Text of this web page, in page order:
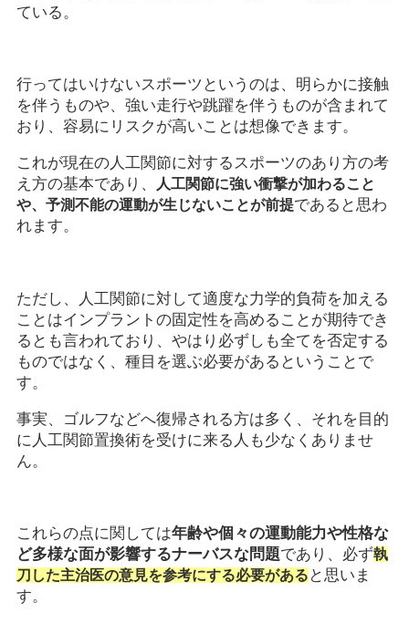
ている。
行ってはいけないスポーツというのは、明らかに接触
を伴うものや、強い走行や跳躍を伴うものが含まれて
おり、容易にリスクが高いことは想像できます。
これが現在の人工関節に対するスポーツのあり方の考
え方の基本であり、
人工関節に強い衝撃が加わること
や、予測不能の運動が生じないことが前提であると思わ
れます。
ただし、人工関節に対して適度な力学的負荷を加える
ことはインプラントの固定性を高めることが期待でき
るとも言われており、やはり必ずしも全てを否定する
ものではなく、種目を選ぶ必要があるということで
す。
事実、ゴルフなどへ復帰される方は多く、それを目的
に人工関節置換術を受けに来る人も少なくありませ
ん。
これらの点に関しては年齢や個々の運動能力や性格な
ど多様な面が影響するナーバスな問題であり、必ず執
刀した主治医の意見を参考にする必要がある と思いま
す。